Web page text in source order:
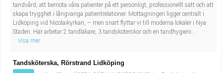
Socialt arbete
Säkerhetsarbete
Tekniskt arbete
Fastighetsskötare
Informatör/Kommunikatör
Brevbärare
tandvård, att bemöta våra patienter på ett personligt, professionellt sätt och att
skapa trygghet i långvariga patientrelationer. Mottagningen ligger centralt i
Lidköping vid Nicolaikyrkan, – men snart flyttar vi till moderna lokaler i Nya
Staden. Här arbetar 2 tandläkare, 3 tandsköterskor och en tandhygieni...
Visa mer
Tandsköterska, Rörstrand Lidköping